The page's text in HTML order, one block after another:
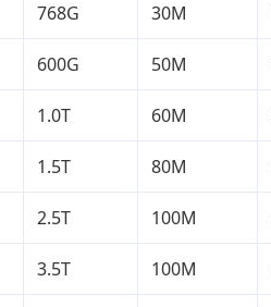
768G 30M
600G 50M
1.0T 60M
1.5T 80M
2.5T 100M
3.5T 100M